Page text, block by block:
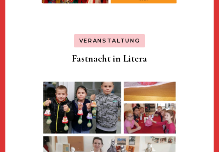
VERANSTALTUNG
Fastnacht in Litera